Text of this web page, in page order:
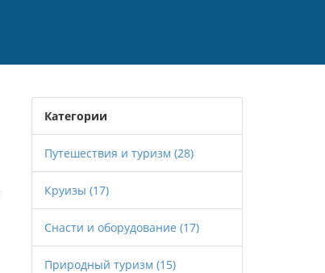
Категории
Путешествия и туризм (28)
Круизы (17)
Снасти и оборудование (17)
Природный туризм (15)